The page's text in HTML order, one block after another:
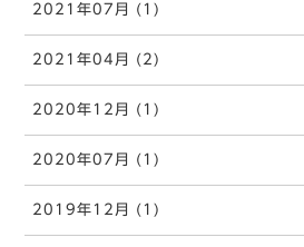
2021年07月 (1)
2021年04月 (2)
2020年12月 (1)
2020年07月 (1)
2019年12月 (1)